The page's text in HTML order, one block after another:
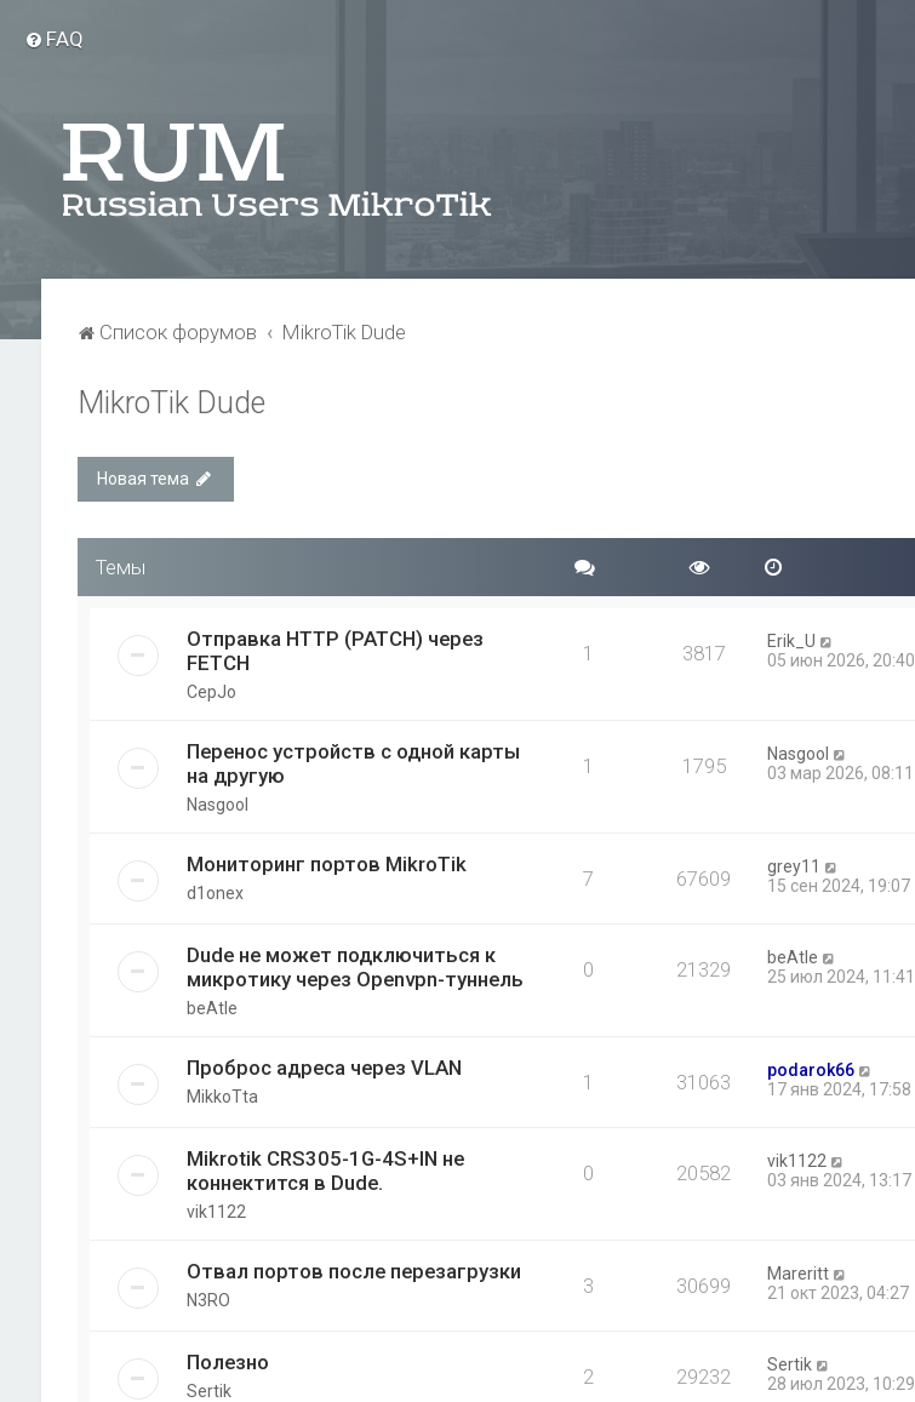
FAQ
Список форумов MikroTik Dude
MikroTik Dude
Новая тема
Темы
Отправка HTTP (PATCH) через
FETCH
CepJo
1 3817
Erik_U
05 июн 2026, 20:40
Перенос устройств с одной карты
на другую
Nasgool
1 1795
Nasgool
03 мар 2026, 08:11
Мониторинг портов MikroTik
d1onex
7 67609
grey11
15 сен 2024, 19:07
Dude не может подключиться к
микротику через Openvpn-туннель
beAtle
0 21329
beAtle
25 июл 2024, 11:41
Проброс адреса через VLAN
MikkoTta
1 31063
podarok66
17 янв 2024, 17:58
Mikrotik CRS305-1G-4S+IN не
коннектится в Dude.
vik1122
0 20582
vik1122
03 янв 2024, 13:17
Отвал портов после перезагрузки
N3RO
3 30699
Mareritt
21 окт 2023, 04:27
Полезно
Sertik
2 29232
Sertik
28 июл 2023, 10:29